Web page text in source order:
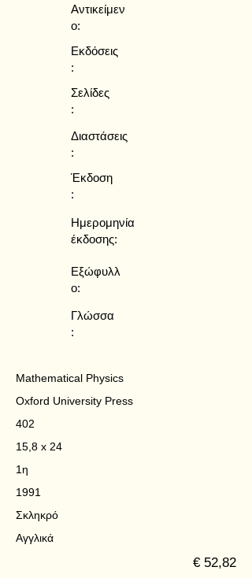
Αντικείμεν
ο:
Εκδόσεις
:
Σελίδες
:
Διαστάσεις
:
Έκδοση
:
Ημερομηνία
έκδοσης:
Εξώφυλλ
ο:
Γλώσσα
:
Mathematical Physics
Oxford University Press
402
15,8 x 24
1η
1991
Σκληκρό
Αγγλικά
€ 52,82